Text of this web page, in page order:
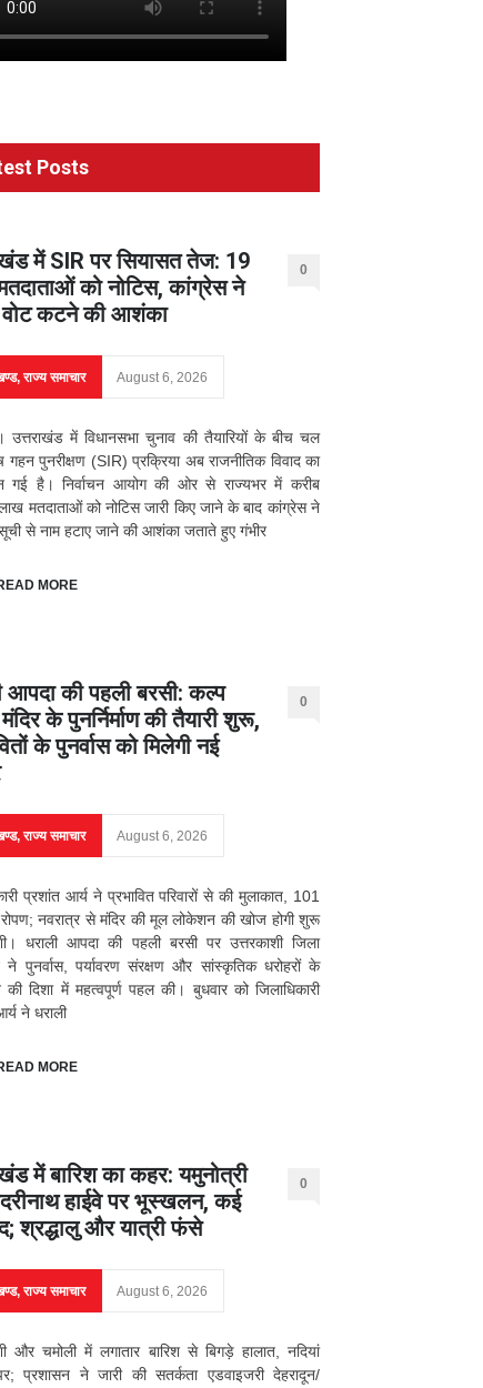
Posts
में SIR पर सियासत तेज: 19
को नोटिस, कांग्रेस ने
वोट कटने की आशंका
0
,राज्य समाचार August 6, 2026
उत्तराखंड में विधानसभा चुनाव की तैयारियों के बीच चल
गहन पुनरीक्षण (SIR) प्रक्रिया अब राजनीतिक विवाद का
गई है। निर्वाचन आयोग की ओर से राज्यभर में करीब
मतदाताओं को नोटिस जारी किए जाने के बाद कांग्रेस ने
से नाम हटाए जाने की आशंका जताते हुए गंभीर
MORE
आपदा की पहली बरसी: कल्प
के पुनर्निर्माण की तैयारी शुरू,
के पुनर्वास को मिलेगी नई
0
,राज्य समाचार August 6, 2026
प्रशांत आर्य ने प्रभावित परिवारों से की मुलाकात, 101
रोपण; नवरात्र से मंदिर की मूल लोकेशन की खोज होगी शुरू
धराली आपदा की पहली बरसी पर उत्तरकाशी जिला
ने पुनर्वास, पर्यावरण संरक्षण और सांस्कृतिक धरोहरों के
की दिशा में महत्वपूर्ण पहल की। बुधवार को जिलाधिकारी
ने धराली
MORE
में बारिश का कहर: यमुनोत्री
हाईवे पर भूस्खलन, कई
श्रद्धालु और यात्री फंसे
0
,राज्य समाचार August 6, 2026
और चमोली में लगातार बारिश से बिगड़े हालात, नदियां
प्रशासन ने जारी की सतर्कता एडवाइजरी देहरादून/